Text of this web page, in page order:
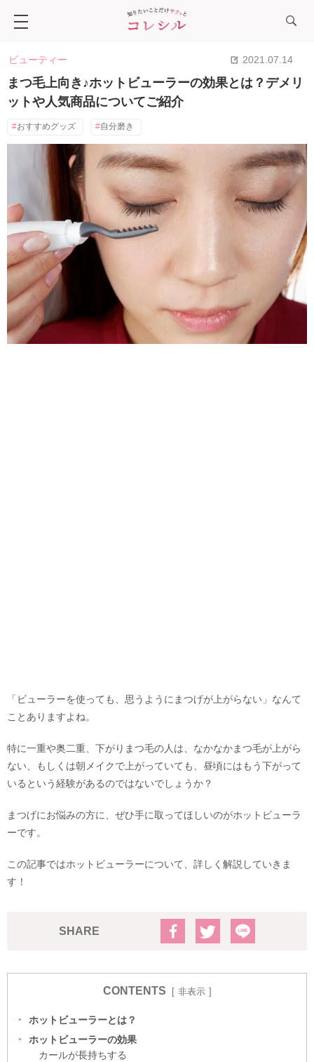
ビューティー 2021.07.14
まつ毛上向き♪ホットビューラーの効果とは？デメリ
ットや人気商品についてご紹介
おすすめグッズ 自分磨き
「ビューラーを使っても、思うようにまつげが上がらない」なんて
ことありますよね。
特に一重や奥二重、下がりまつ毛の人は、なかなかまつ毛が上がら
ない、もしくは朝メイクで上がっていても、昼頃にはもう下がって
いるという経験があるのではないでしょうか？
まつげにお悩みの方に、ぜひ手に取ってほしいのがホットビューラ
ーです。
この記事ではホットビューラーについて、詳しく解説していきま
す！
SHARE
CONTENTS 非表示
ホットビューラーとは？
ホットビューラーの効果
カールが長持ちする